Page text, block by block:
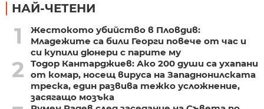
НАЙ-ЧЕТЕНИ
1
Жестокото убийство в Пловдив:
Младежите са били Георги повече от час и
си купили дюнери с парите му
2
Тодор Кантарджиев: Ако 200 души са ухапани
от комар, носещ вируса на Западнонилската
треска, един развива тежко усложнение,
засягащо мозъка